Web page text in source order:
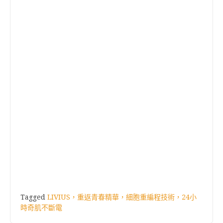
Tagged LIVIUS，重返青春精華，細胞重編程技術，24小
時奇肌不斷電